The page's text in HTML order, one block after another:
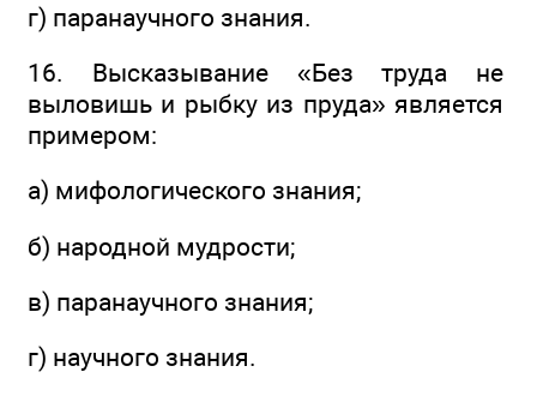
г) паранаучного знания.
16. Высказывание «Без труда не
выловишь и рыбку из пруда» является
примером:
а) мифологического знания;
б) народной мудрости;
в) паранаучного знания;
г) научного знания.